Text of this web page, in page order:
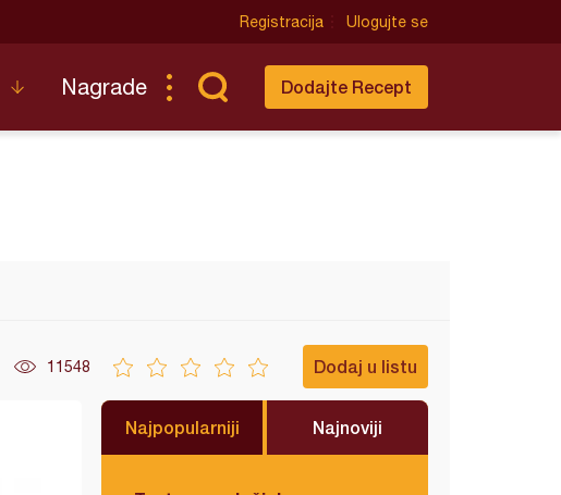
Registracija Ulogujte se
Nagrade Dodajte Recept
11548 Dodaj u listu
Najpopularniji Najnoviji